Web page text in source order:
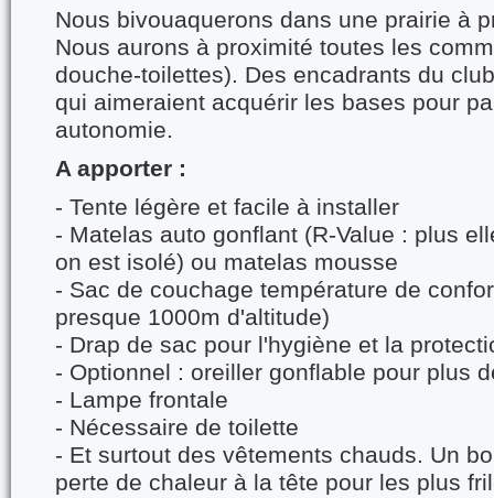
Nous bivouaquerons dans une prairie à
Nous aurons à proximité toutes les
douche-toilettes). Des encadrants du
qui aimeraient acquérir les bases pour
autonomie.
A apporter :
- Tente légère et facile à installer
- Matelas auto gonflant (R-Value : plus
on est isolé) ou matelas mousse
- Sac de couchage température de
presque 1000m d'altitude)
- Drap de sac pour l'hygiène et la
- Optionnel : oreiller gonflable pour plus
- Lampe frontale
- Nécessaire de toilette
- Et surtout des vêtements chauds. Un
perte de chaleur à la tête pour les plus